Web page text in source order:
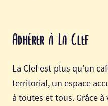
Adhérer à La Clef
La Clef est plus qu’un
territorial, un espace
à toutes et tous. Grâce